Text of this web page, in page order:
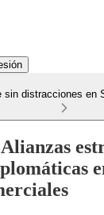
sin distracciones en